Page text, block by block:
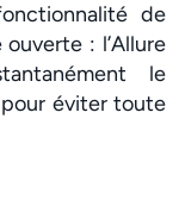
de
: l’Allure
le
éviter toute